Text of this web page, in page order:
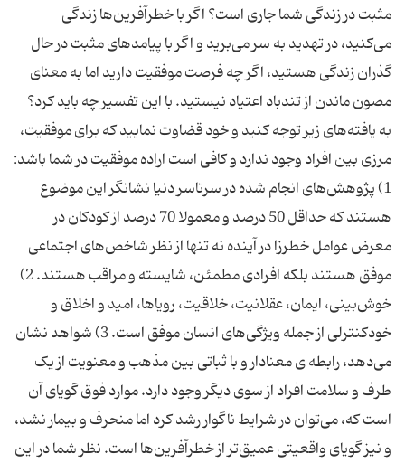
مثبت در زندگی شما جاری است؟ اگر با خطرآفرین‌ها زندگی
می‌کنید، در تهدید به سر می‌برید و اگر با پیامدهای مثبت در حال
گذران زندگی هستید، اگر چه فرصت موفقیت دارید اما به معنای
مصون ماندن از تندباد اعتیاد نیستید. با این تفسیر چه باید کرد؟
به یافته‌های زیر توجه کنید و خود قضاوت نمایید که برای موفقیت،
مرزی بین افراد وجود ندارد و کافی است اراده موفقیت در شما باشد:
1) پژوهش‌های انجام شده در سرتاسر دنیا نشانگر این موضوع
هستند که حداقل 50 درصد و معمولا 70 درصد از کودکان در
معرض عوامل خطرزا در آینده نه تنها از نظر شاخص‌های اجتماعی
موفق هستند بلکه افرادی مطمئن، شایسته و مراقب هستند. 2)
خوش‌بینی، ایمان، عقلانیت، خلاقیت، رویا‌ها، امید و اخلاق و
خودکنترلی از جمله ویژگی‌های انسان موفق است. 3) شواهد نشان
می‌‌دهد، رابطه ی معنا‌دار و با ثباتی بین مذهب و معنویت از یک
طرف و سلامت افراد از سوی دیگر وجود دارد. موارد فوق گویای آن
است که، می‌توان در شرایط ناگوار رشد کرد اما منحرف و بیمار نشد،
و نیز گویای واقعیتی عمیق‌تر از خطرآفرین‌ها است. نظر شما در این